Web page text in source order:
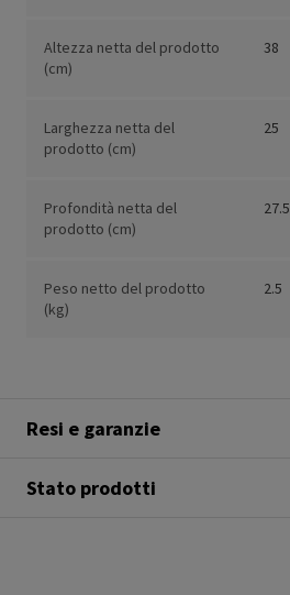
Altezza netta del prodotto
(cm)
38
Larghezza netta del
prodotto (cm)
25
Profondità netta del
prodotto (cm)
27.5
Peso netto del prodotto
(kg)
2.5
Resi e garanzie
Stato prodotti